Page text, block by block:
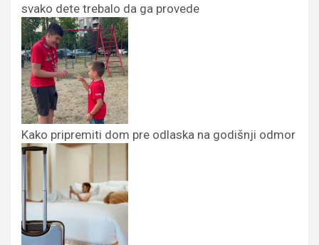
svako dete trebalo da ga provede
Kako pripremiti dom pre odlaska na godišnji odmor